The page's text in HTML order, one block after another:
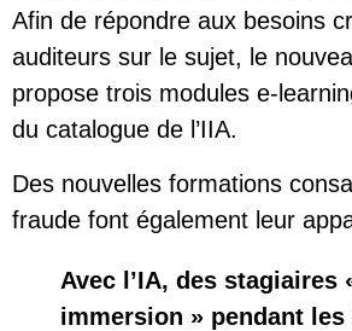
Afin de répondre aux besoins
auditeurs sur le sujet, le
propose trois modules e-
du catalogue de l’IIA.
Des nouvelles formations
fraude font également leur
Avec l’IA, des stagiaires
immersion » pendant